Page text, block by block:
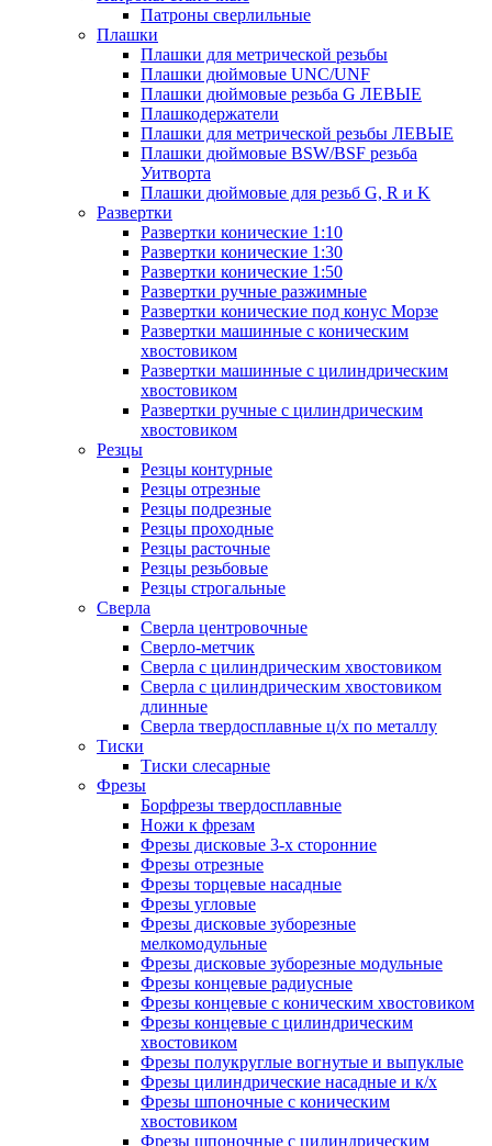
Патроны сверлильные
Плашки
Плашки для метрической резьбы
Плашки дюймовые UNC/UNF
Плашки дюймовые резьба G ЛЕВЫЕ
Плашкодержатели
Плашки для метрической резьбы ЛЕВЫЕ
Плашки дюймовые BSW/BSF резьба
Уитворта
Плашки дюймовые для резьб G, R и K
Развертки
Развертки конические 1:10
Развертки конические 1:30
Развертки конические 1:50
Развертки ручные разжимные
Развертки конические под конус Морзе
Развертки машинные с коническим
хвостовиком
Развертки машинные с цилиндрическим
хвостовиком
Развертки ручные с цилиндрическим
хвостовиком
Резцы
Резцы контурные
Резцы отрезные
Резцы подрезные
Резцы проходные
Резцы расточные
Резцы резьбовые
Резцы строгальные
Сверла
Сверла центровочные
Сверло-метчик
Сверла с цилиндрическим хвостовиком
Сверла с цилиндрическим хвостовиком
длинные
Сверла твердосплавные ц/х по металлу
Тиски
Тиски слесарные
Фрезы
Борфрезы твердосплавные
Ножи к фрезам
Фрезы дисковые 3-х сторонние
Фрезы отрезные
Фрезы торцевые насадные
Фрезы угловые
Фрезы дисковые зуборезные
мелкомодульные
Фрезы дисковые зуборезные модульные
Фрезы концевые радиусные
Фрезы концевые с коническим хвостовиком
Фрезы концевые с цилиндрическим
хвостовиком
Фрезы полукруглые вогнутые и выпуклые
Фрезы цилиндрические насадные и к/х
Фрезы шпоночные с коническим
хвостовиком
Фрезы шпоночные с цилиндрическим